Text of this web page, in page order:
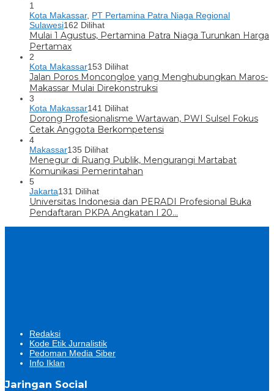
1
Kota Makassar, PT Pertamina Patra Niaga Regional
Sulawesi162 Dilihat
Mulai 1 Agustus, Pertamina Patra Niaga Turunkan Harga
Pertamax
2
Kota Makassar153 Dilihat
Jalan Poros Moncongloe yang Menghubungkan Maros-
Makassar Mulai Direkonstruksi
3
Kota Makassar141 Dilihat
Dorong Profesionalisme Wartawan, PWI Sulsel Fokus
Cetak Anggota Berkompetensi
4
Makassar135 Dilihat
Menegur di Ruang Publik, Mengurangi Martabat
Komunikasi Pemerintahan
5
Jakarta131 Dilihat
Universitas Indonesia dan PERADI Profesional Buka
Pendaftaran PKPA Angkatan I 20…
Redaksi
Kode Etik Jurnalistik
Pedoman Media Siber
Info Iklan
Jaringan Social